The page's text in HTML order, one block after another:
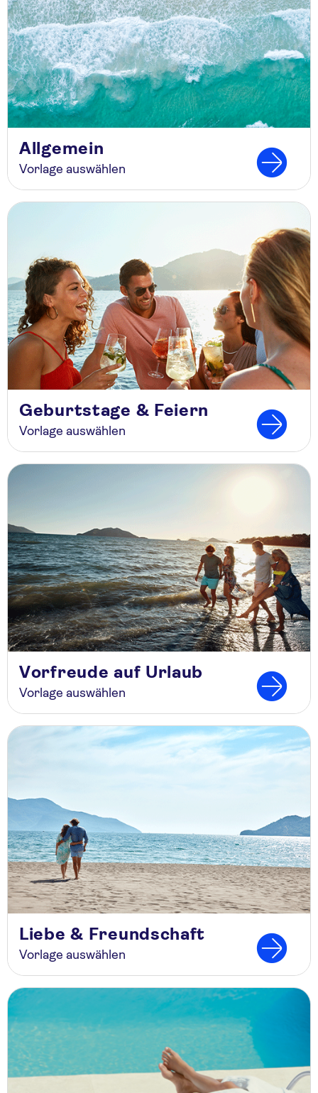
Allgemein
Vorlage auswählen
Geburtstage & Feiern
Vorlage auswählen
Vorfreude auf Urlaub
Vorlage auswählen
Liebe & Freundschaft
Vorlage auswählen